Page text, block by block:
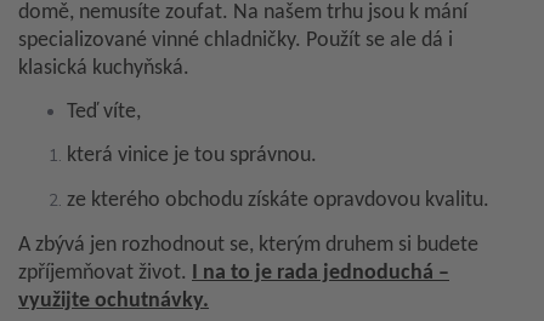
domě, nemusíte zoufat. Na našem trhu jsou k mání
specializované vinné chladničky. Použít se ale dá i
klasická kuchyňská.
Teď víte,
která vinice je tou správnou.
ze kterého obchodu získáte opravdovou kvalitu.
A zbývá jen rozhodnout se, kterým druhem si budete
zpříjemňovat život. I na to je rada jednoduchá –
využijte ochutnávky.